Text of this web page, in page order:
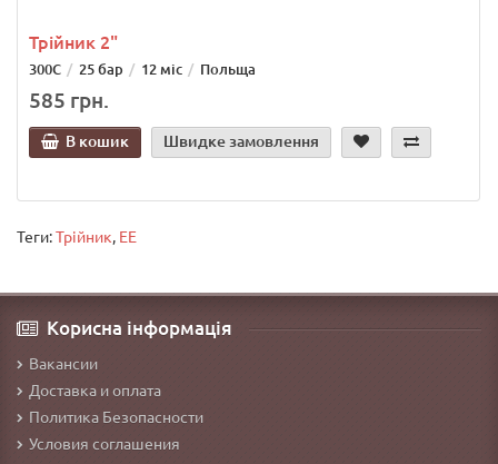
Трійник 2"
300С 25 бар 12 міс Польща
585 грн.
В кошик Швидке замовлення
Теги:Трійник, EE
Корисна інформація
Вакансии
Доставка и оплата
Политика Безопасности
Условия соглашения